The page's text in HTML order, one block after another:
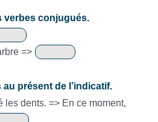
verbes conjugués.
=>
présent de l’indicatif.
les dents. => En ce moment,